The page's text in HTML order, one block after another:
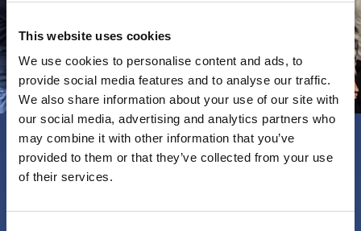
This website uses cookies
We use cookies to personalise content and ads, to
provide social media features and to analyse our traffic.
We also share information about your use of our site with
our social media, advertising and analytics partners who
may combine it with other information that you’ve
provided to them or that they’ve collected from your use
of their services.
PNO Innovation